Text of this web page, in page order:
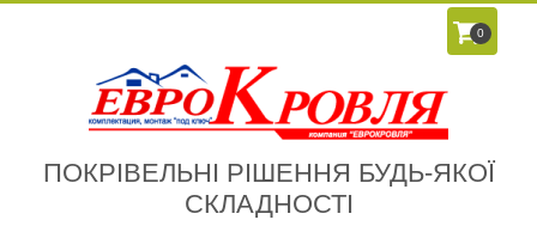
0
ПОКРІВЕЛЬНІ РІШЕННЯ БУДЬ-ЯКОЇ
СКЛАДНОСТІ